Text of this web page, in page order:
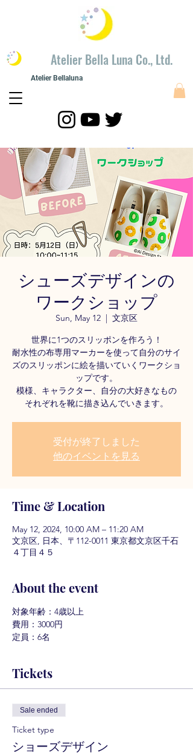
​Atelier Bella Luna Co., Ltd.
Atelier Bellaluna
シューズデザインの
ワークショップ
Sun, May 12
  |
文京区
世界に1つのスリッポンを作ろう！
耐水性の布専用マーカーを使って自分のサイ
ズのスリッポンに絵を描いていくワークショ
ップです。
模様、キャラクター、自分の大好きなもの
それぞれを靴に描き込んでいきます。
受付が終了しました
他のイベントを見る
Time & Location
May 12, 2024, 10:00 AM – 11:20 AM
文京区, 日本、〒112-0011 東京都文京区千石
４丁目４５
About the event
対象年齢：4歳以上
費用：3000円
定員：6名
Tickets
Sale ended
Ticket type
ショーズデザイン